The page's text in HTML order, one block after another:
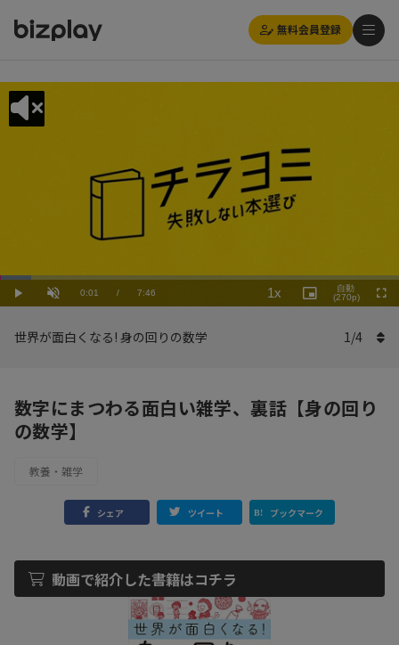
無料会員登録
Play UnmuteCurrent
0:01 / Duration
7:46
Loaded:
7.73%
1x
Rate
Picture-
in-
自動
(270p)
世界が面白くなる! 身の回りの数学 1/4
数字にまつわる面白い雑学、裏話【身の回り
の数学】
教養・雑学
シェア ツイート ブックマーク
動画で紹介した書籍はコチラ